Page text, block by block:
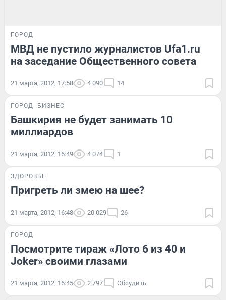
ГОРОД
МВД не пустило журналистов Ufa1.ru
на заседание Общественного совета
21 марта, 2012, 17:58 4 090 14
ГОРОД БИЗНЕС
Башкирия не будет занимать 10
миллиардов
21 марта, 2012, 16:49 4 074 1
ЗДОРОВЬЕ
Пригреть ли змею на шее?
21 марта, 2012, 16:48 20 029 26
ГОРОД
Посмотрите тираж «Лото 6 из 40 и
Joker» своими глазами
21 марта, 2012, 16:45 2 797 Обсудить